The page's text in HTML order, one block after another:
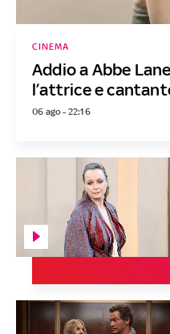
Addio a Abbe
l’attrice e
CINEMA
06 ago - 22:16